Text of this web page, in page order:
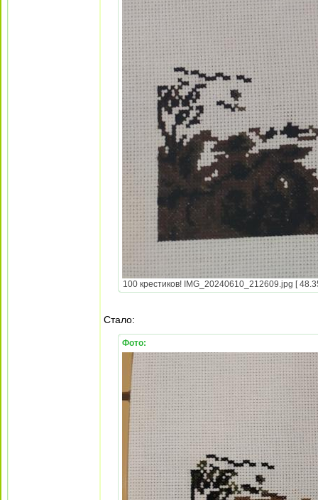
100 крестиков! IMG_20240610_212609.jpg [
Стало:
Фото: